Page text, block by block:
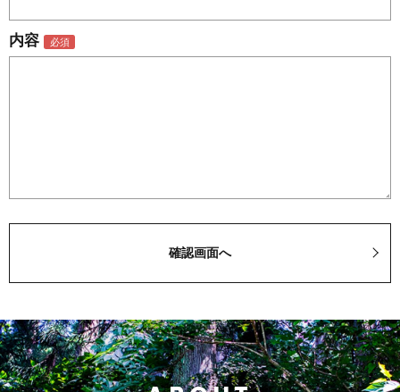
内容